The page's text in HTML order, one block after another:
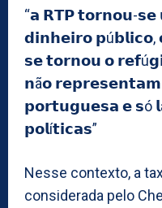
“𝗮 𝗥𝗧𝗣 𝘁𝗼𝗿𝗻𝗼𝘂-
𝗱𝗶𝗻𝗵𝗲𝗶𝗿𝗼
𝘀𝗲 𝘁𝗼𝗿𝗻𝗼𝘂 𝗼
𝗻ã𝗼
𝗽𝗼𝗿𝘁𝘂𝗴𝘂𝗲𝘀𝗮 𝗲 𝘀ó
𝗽𝗼𝗹í𝘁𝗶𝗰𝗮𝘀”
Nesse contexto, a
considerada pelo